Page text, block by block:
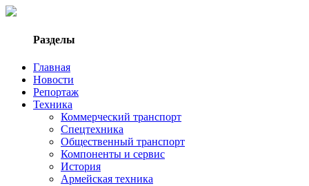
Разделы
Главная
Новости
Репортаж
Техника
Коммерческий транспорт
Спецтехника
Общественный транспорт
Компоненты и сервис
История
Армейская техника